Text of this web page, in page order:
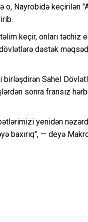
o, Nayrobidə keçirilən
keçir, onları təchiz
dəstək
Sahel
sonra fransız
yenidən
baxırıq", — deyə